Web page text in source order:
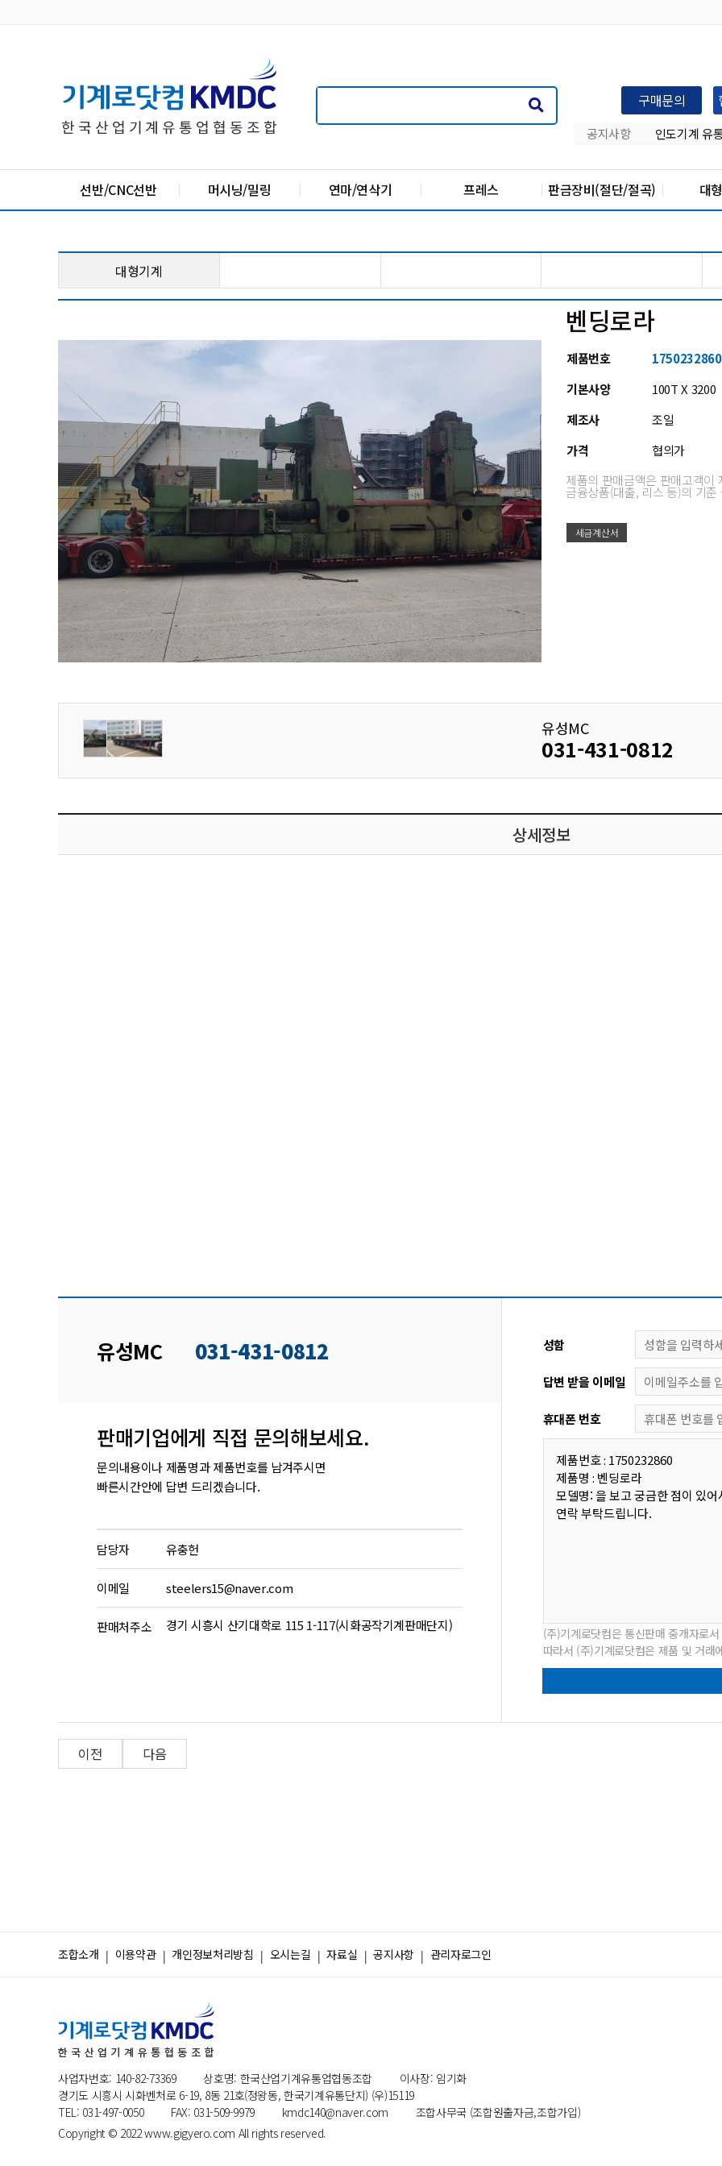
구매문의
공지사항
나은병원 건
선반/CNC선반 머시닝/밀링 연마/연삭기 프레스 판금장비(절단/절곡) 대
대형기계
벤딩로라
제품번호
1750232860
기본사양
100T X 3200
제조사
조일
가격
협의가
제품의 판매금액은 판매고객이
금융상품(대출, 리스 등)의 기
세금계산서
유성MC
031-431-0812
상세정보
유성MC 031-431-0812
판매기업에게 직접 문의해보세요.
문의내용이나 제품명과 제품번호를 남겨주시면
빠른시간안에 답변 드리겠습니다.
담당자 유충헌
이메일 steelers15@naver.com
판매처주소 경기 시흥시 산기대학로 115 1-117(시화공작기계판매단지)
성함
답변 받을 이메일
휴대폰 번호
(주)기계로닷컴은 통신판매 중개자로
따라서 (주)기계로닷컴은 제품 및 거래
이전 다음
조합소개 이용약관 개인정보처리방침 오시는길 자료실 공지사항 관리자로그인
사업자번호: 140-82-73369 상호명: 한국산업기계유통업협동조합
이사장: 임기화
경기도 시흥시 시화벤처로 6-19, 8동 21호(정왕동, 한국기계유통단지) (우)15119
TEL: 031-497-0050
FAX: 031-509-9979 kmdc140@naver.com
조합사무국 (조합원출자금,조합가입)
Copyright © 2022 www.gigyero.com All rights reserved.